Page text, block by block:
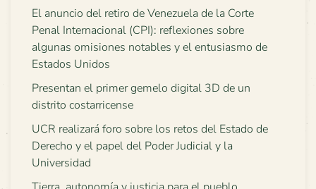
El anuncio del retiro de Venezuela de la Corte
Penal Internacional (CPI): reflexiones sobre
algunas omisiones notables y el entusiasmo de
Estados Unidos
Presentan el primer gemelo digital 3D de un
distrito costarricense
UCR realizará foro sobre los retos del Estado de
Derecho y el papel del Poder Judicial y la
Universidad